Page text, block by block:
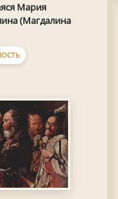
Мария
(Магдалина